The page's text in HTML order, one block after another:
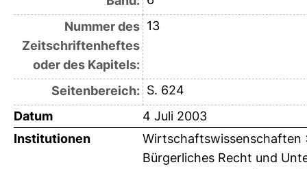
Nummer des
Zeitschriftenheftes
oder des Kapitels:
13
Seitenbereich: S. 624
Datum
4 Juli 2003
Institutionen
Wirtschaftswissenschaften
Bürgerliches Recht und